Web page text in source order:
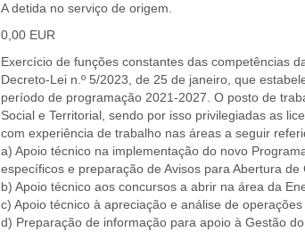
A detida no serviço de origem.
0,00 EUR
Exercício de funções constantes das competências
Decreto-Lei n.º 5/2023, de 25 de janeiro, que
período de programação 2021-2027. O posto de
Social e Territorial, sendo por isso privilegiadas as
com experiência de trabalho nas áreas a seguir
a) Apoio técnico na implementação do novo
específicos e preparação de Avisos para Abertura de
b) Apoio técnico aos concursos a abrir na área da
c) Apoio técnico à apreciação e análise de
d) Preparação de informação para apoio à Gestão